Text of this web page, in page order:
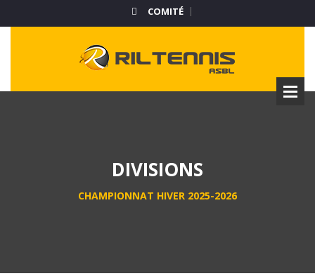
COMITÉ
DIVISIONS
CHAMPIONNAT HIVER 2025-2026